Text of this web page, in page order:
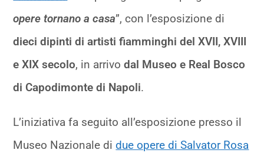
opere tornano a casa”, con l’esposizione di
dieci dipinti di artisti fiamminghi del XVII, XVIII
e XIX secolo, in arrivodal Museo e Real Bosco
di Capodimonte di Napoli.
L’iniziativa fa seguito all’esposizione presso il
Museo Nazionale di due opere di Salvator Rosa